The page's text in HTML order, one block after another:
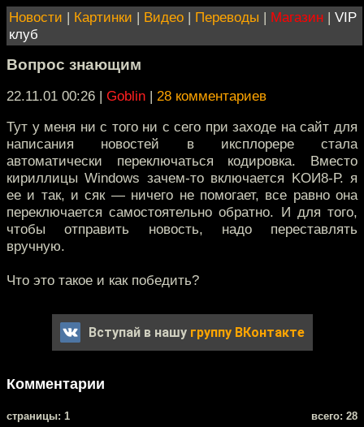
Новости | Картинки | Видео | Переводы | Магазин | VIP
клуб
Вопрос знающим
22.11.01 00:26 | Goblin | 28 комментариев
Тут у меня ни с того ни с сего при заходе на сайт для
написания новостей в иксплорере стала
автоматически переключаться кодировка. Вместо
кириллицы Windows зачем-то включается KOИ8-Р. я
ее и так, и сяк — ничего не помогает, все равно она
переключается самостоятельно обратно. И для того,
чтобы отправить новость, надо переставлять
вручную.
Что это такое и как победить?
Вступай в нашу группу ВКонтакте
Комментарии
cтраницы: 1 всего: 28